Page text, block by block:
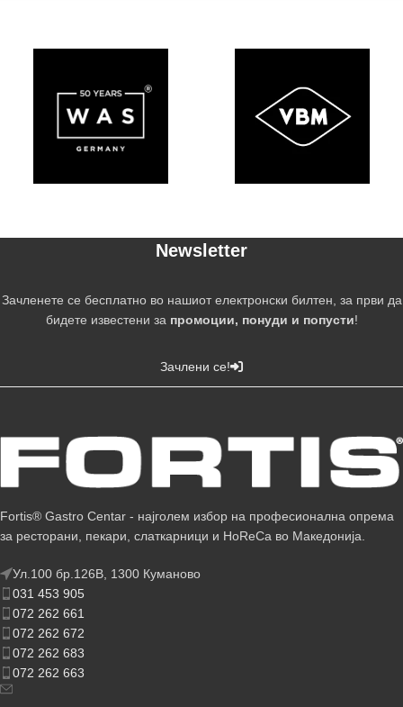
Newsletter
Зачленете се бесплатно во нашиот електронски билтен, за први да
бидете известени за промоции, понуди и попусти!
Зачлени се!
Fortis® Gastro Centar - најголем избор на професионална опрема
за ресторани, пекари, слаткарници и HoReCa во Македонија.
Ул.100 бр.126В, 1300 Куманово
031 453 905
072 262 661
072 262 672
072 262 683
072 262 663